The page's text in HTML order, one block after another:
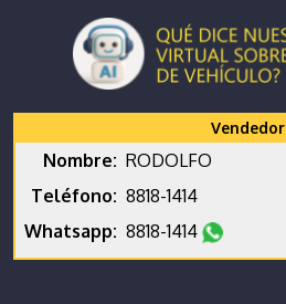
Vendedor
Nombre: RODOLFO
Teléfono: 8818-1414
Whatsapp: 8818-1414